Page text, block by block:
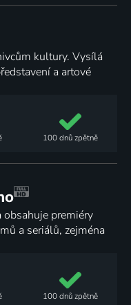
kultury. Vysílá
a artové
100 dnůzpětně
premiéry
a seriálů, zejména
100 dnůzpětně